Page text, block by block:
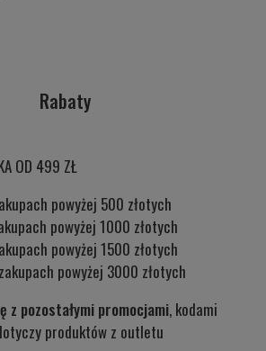
Rabaty
OD 499 ZŁ
powyżej 500 złotych
powyżej 1000 złotych
powyżej 1500 złotych
powyżej 3000 złotych
z pozostałymi promocjami, kodami
produktów z outletu